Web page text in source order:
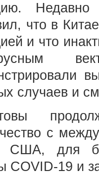
Недавно
что в
и что
случаев и
с
США, для
COVID-19 и